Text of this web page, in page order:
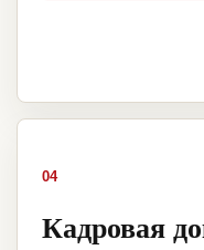
04
Кадровая